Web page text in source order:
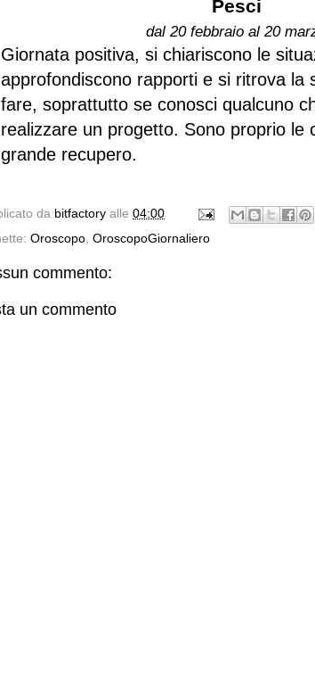
Pesci
dal 20 febbraio al 20
Giornata positiva, si chiariscono le
approfondiscono rapporti e si ritrova la
fare, soprattutto se conosci qualcuno
realizzare un progetto. Sono proprio le
grande recupero.
da bitfactory alle 04:00
Oroscopo OroscopoGiornaliero
commento:
un commento